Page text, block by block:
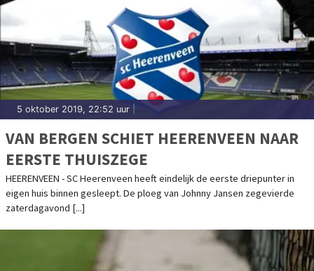
5 oktober 2019, 22:52 uur
VAN BERGEN SCHIET HEERENVEEN NAAR
EERSTE THUISZEGE
HEERENVEEN - SC Heerenveen heeft eindelijk de eerste driepunter in
eigen huis binnen gesleept. De ploeg van Johnny Jansen zegevierde
zaterdagavond [...]